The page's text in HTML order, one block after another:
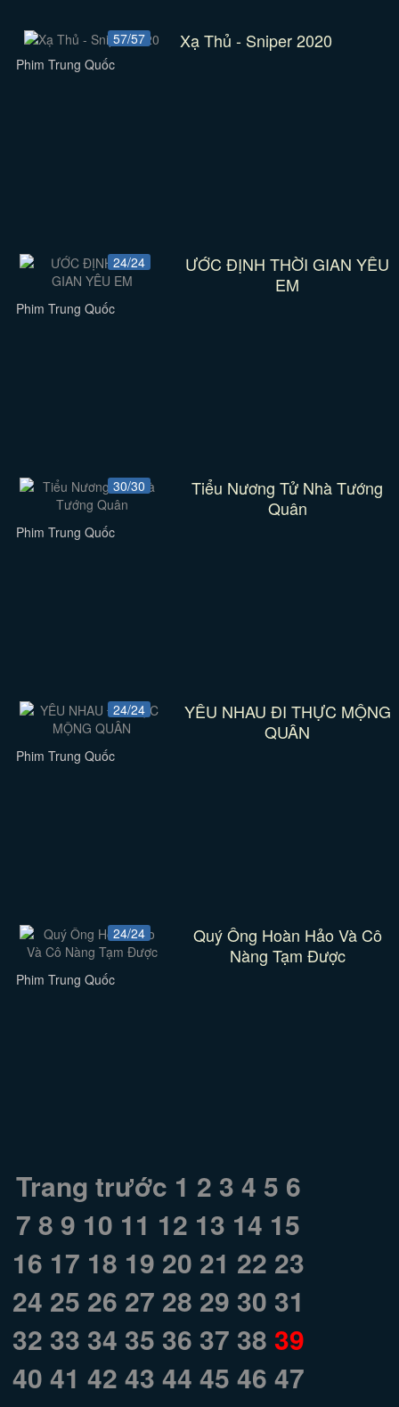
57/57 Xạ Thủ - Sniper 2020
Phim Trung Quốc
24/24
ƯỚC ĐỊNH THỜI GIAN YÊU
EM
Phim Trung Quốc
30/30
Tiểu Nương Tử Nhà Tướng
Quân
Phim Trung Quốc
24/24
YÊU NHAU ĐI THỰC MỘNG
QUÂN
Phim Trung Quốc
24/24
Quý Ông Hoàn Hảo Và Cô
Nàng Tạm Được
Phim Trung Quốc
Trang trước 1 2 3 4 5 6
7 8 9 10 11 12 13 14 15
16 17 18 19 20 21 22 23
24 25 26 27 28 29 30 31
32 33 34 35 36 37 38 39
40 41 42 43 44 45 46 47